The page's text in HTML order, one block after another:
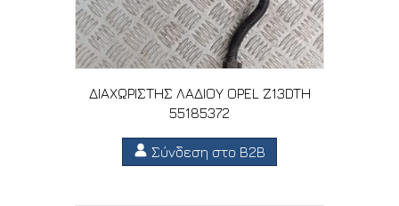
ΔΙΑΧΩΡΙΣΤΗΣ ΛΑΔΙΟΥ OPEL Z13DTH
55185372
Σύνδεση στο B2B